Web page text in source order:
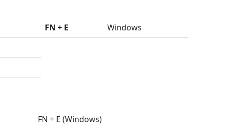
FN + E
Windows
FN + E (Windows)